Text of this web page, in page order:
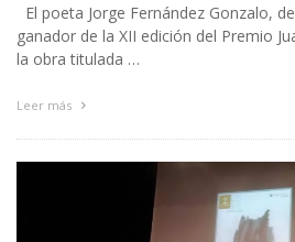
El poeta Jorge Fernández Gonzalo,
ganador de la XII edición del Premio
la obra titulada …
Leer más